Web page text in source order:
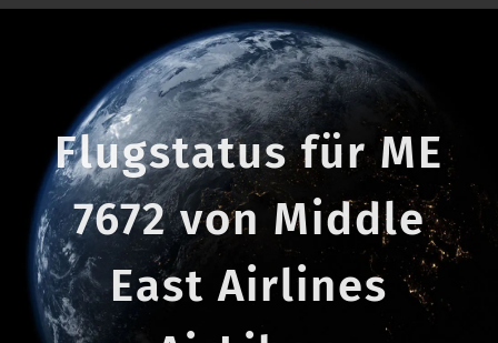
Flugstatus für ME
7672 von Middle
East Airlines